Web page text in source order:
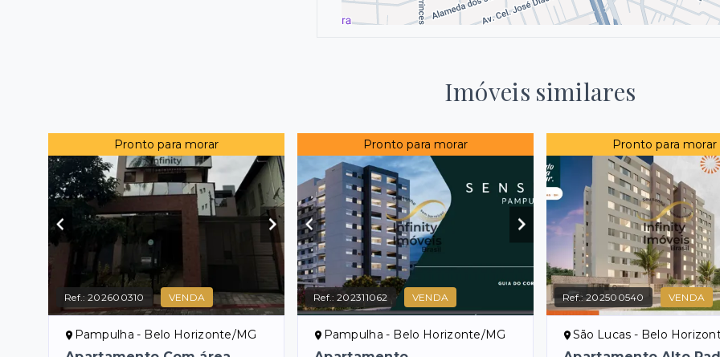
Imóveis similares
Pronto para morar
Ref.:202600310 VENDA
Pampulha - Belo Horizonte/MG
Pronto para morar
Ref.:202311062 VENDA
Pampulha - Belo Horizonte/MG
Pronto para morar
Ref.:202500540 VENDA
São Lucas - Belo